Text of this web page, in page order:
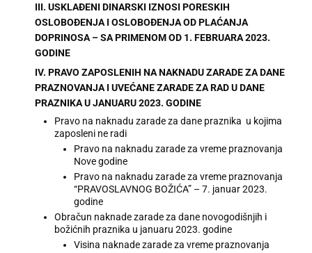
III. USKLAĐENI DINARSKI IZNOSI PORESKIH
OSLOBOĐENJA I OSLOBOĐENJA OD PLAĆANJA
DOPRINOSA – SA PRIMENOM OD 1. FEBRUARA 2023.
GODINE
IV. PRAVO ZAPOSLENIH NA NAKNADU ZARADE ZA DANE
PRAZNOVANJA I UVEĆANE ZARADE ZA RAD U DANE
PRAZNIKA U JANUARU 2023. GODINE
Pravo na naknadu zarade za dane praznika u kojima
zaposleni ne radi
Pravo na naknadu zarade za vreme praznovanja
Nove godine
Pravo na naknadu zarade za vreme praznovanja
“PRAVOSLAVNOG BOŽIĆA” – 7. januar 2023.
godine
Obračun naknade zarade za dane novogodišnjih i
božićnih praznika u januaru 2023. godine
Visina naknade zarade za vreme praznovanja